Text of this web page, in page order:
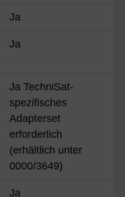
Ja
Ja
Ja TechniSat-
spezifisches
Adapterset
erforderlich
(erhältlich unter
0000/3649)
Ja